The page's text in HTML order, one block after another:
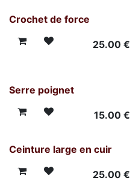
Crochet de force
25.00€
Serre poignet
15.00€
Ceinture large en cuir
25.00€